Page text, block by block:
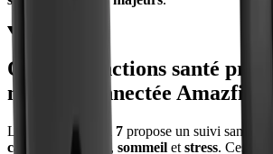
Quelles fonctions santé
montre connectée Amazfit
La Amazfit Band 7 propose un suivi santé
cardiaque
, , sommeil et stress. Ces